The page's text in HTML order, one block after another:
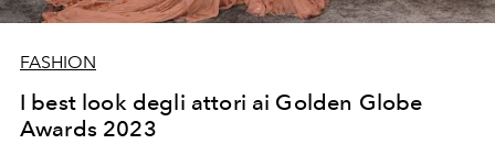
FASHION
I best look degli attori ai Golden Globe
Awards 2023